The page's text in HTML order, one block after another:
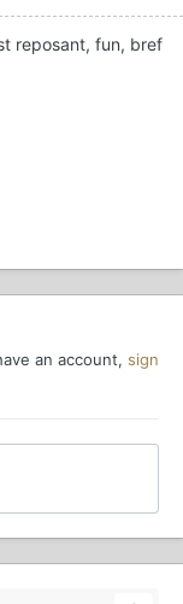
reposant, fun, bref
an account, sign